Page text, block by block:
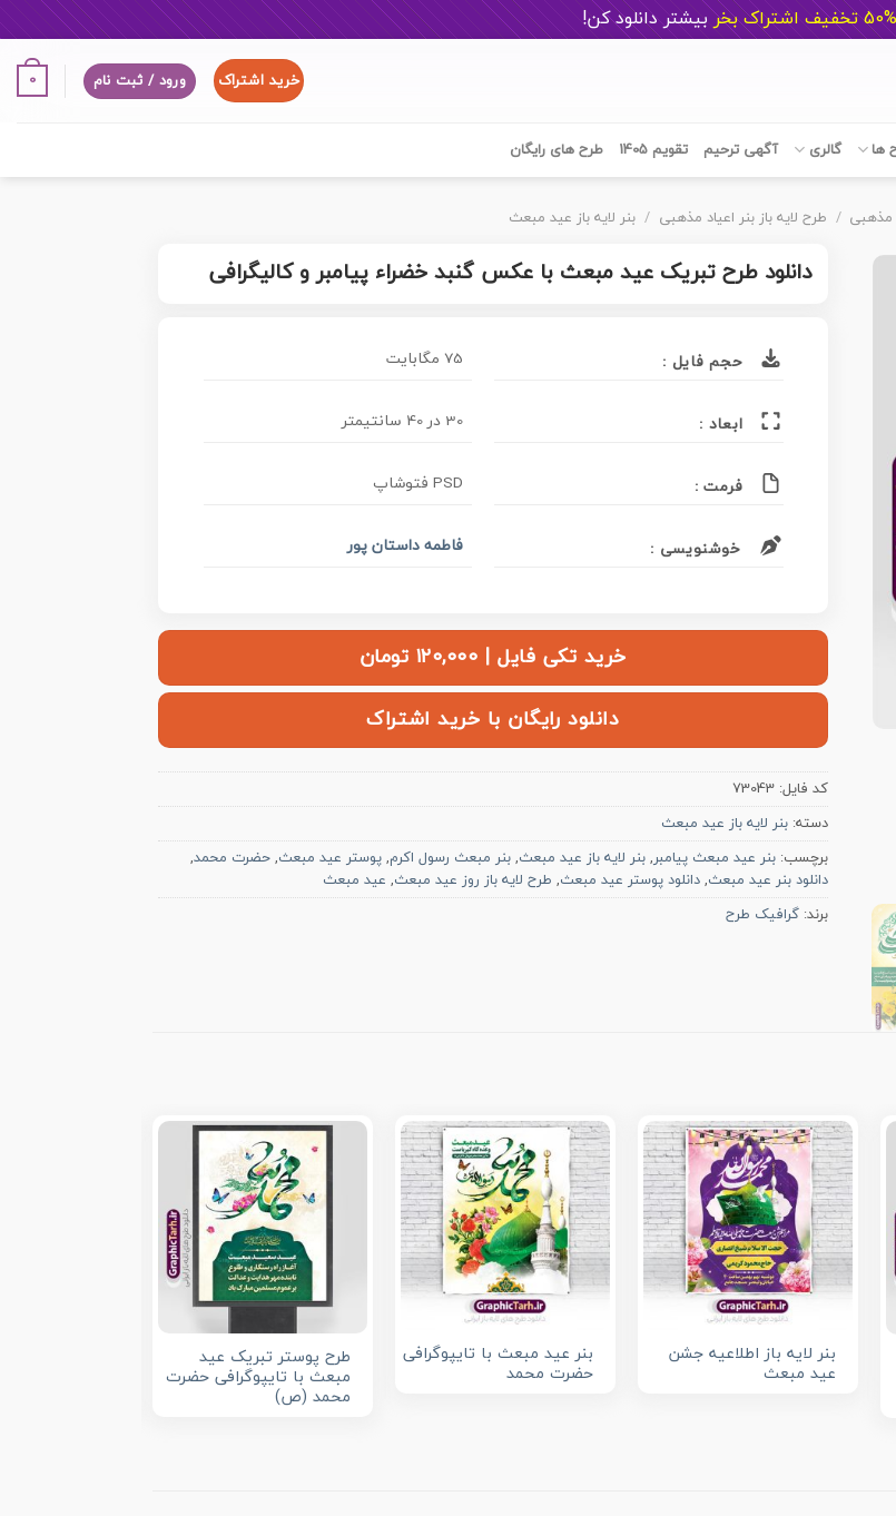
بخر بیشتر دانلود کن!
خرید اشتراک ورود / ثبت نام 0
ها گالری آگهی ترحیم تقویم 1405 طرح های رایگان
مذهبی / طرح لایه باز بنر اعیاد مذهبی / بنر لایه باز عید مبعث
دانلود طرح تبریک عید مبعث با عکس گنبد خضراء پیامبر و کالیگرافی
حجم فایل : 75 مگابایت
ابعاد : 30 در 40 سانتیمتر
فرمت : PSD فتوشاپ
خوشنویسی : فاطمه داستان پور
خرید تکی فایل | ۱۲۰,۰۰۰ تومان
دانلود رایگان با خرید اشتراک
کد فایل:73043
دسته:بنر لایه باز عید مبعث
برچسب:بنر عید مبعث پیامبر,بنر لایه باز عید مبعث,بنر مبعث رسول اکرم,پوستر عید مبعث,حضرت محمد,
دانلود بنر عید مبعث,دانلود پوستر عید مبعث, طرح لایه باز روز عید مبعث, عید مبعث
برند:گرافیک طرح
بنر لایه باز اطلاعیه جشن
عید مبعث
بنر عید مبعث با تایپوگرافی
حضرت محمد
طرح پوستر تبریک عید
مبعث با تایپوگرافی حضرت
محمد (ص)